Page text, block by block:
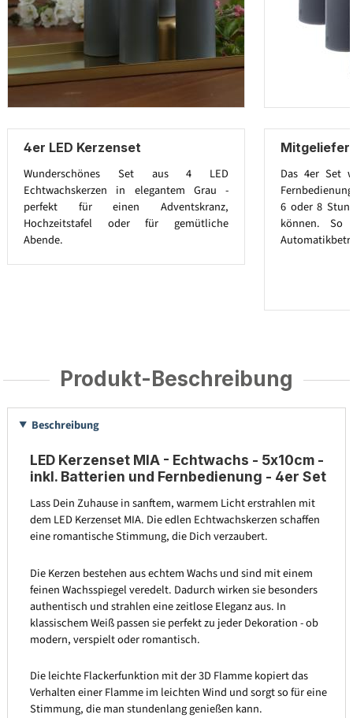
4er LED Kerzenset
Wunderschönes Set aus 4 LED
Echtwachskerzen in elegantem Grau -
perfekt für einen Adventskranz,
Hochzeitstafel oder für gemütliche
Abende.
Das 4er Set
6 oder 8
können. So
Produkt-Beschreibung
Beschreibung
LED Kerzenset MIA - Echtwachs - 5x10cm -
inkl. Batterien und Fernbedienung - 4er Set
Lass Dein Zuhause in sanftem, warmem Licht erstrahlen mit
dem LED Kerzenset MIA. Die edlen Echtwachskerzen schaffen
eine romantische Stimmung, die Dich verzaubert.
Die Kerzen bestehen aus echtem Wachs und sind mit einem
feinen Wachsspiegel veredelt. Dadurch wirken sie besonders
authentisch und strahlen eine zeitlose Eleganz aus. In
klassischem Weiß passen sie perfekt zu jeder Dekoration - ob
modern, verspielt oder romantisch.
Die leichte Flackerfunktion mit der 3D Flamme kopiert das
Verhalten einer Flamme im leichten Wind und sorgt so für eine
Stimmung, die man stundenlang genießen kann.